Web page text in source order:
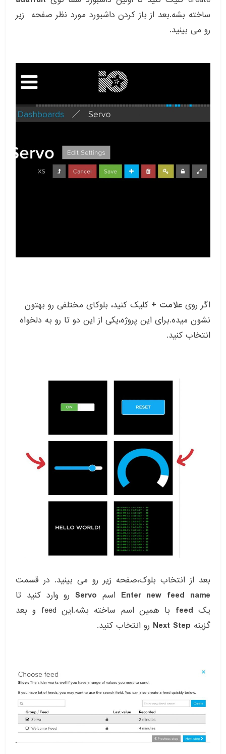
ساخته بشه.بعد از باز کردن داشبورد مورد نظر صفحه زیر
رو می بینید.
اگر رویعلامت + کلیک کنید، بلوکای مختلفی رو بهتون
نشون میده.برای این پروژه،یکی از این دو تا رو به دلخواه
انتخاب کنید.
بعد از انتخاب بلوک،صفحه زیر رو می بینید. در قسمت
Enter new feed name اسم
رو وارد کنید تا
یک
با همین اسم ساخته بشه.این feed و بعد
گزینه Next Step رو انتخاب کنید.